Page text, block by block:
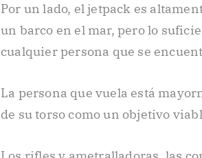
Por un lado, el jetpack es
un barco en el mar, pero lo
cualquier persona que se
La persona que vuela está
de su torso como un objetivo